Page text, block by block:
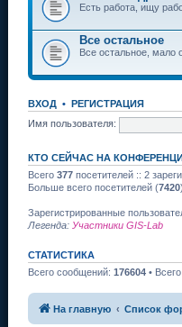
Есть работа, ищу
Все остальное
Все остальное, мало
ВХОД • РЕГИСТРАЦИЯ
Имя пользователя:
КТО СЕЙЧАС НА
Всего 377 посетителей :: 2
Больше всего посетителей (7420
Зарегистрированные
Легенда: Участники GIS-Lab
СТАТИСТИКА
Всего сообщений: 176604 •
На главную Список